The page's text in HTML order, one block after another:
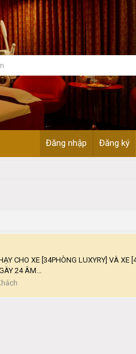
Đăng nhập Đăng ký
CHO XE [34PHÒNG LUXYRY] VÀ XE
24 ÂM...